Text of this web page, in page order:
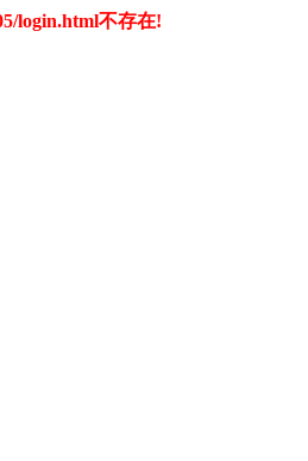
login.html不存在!